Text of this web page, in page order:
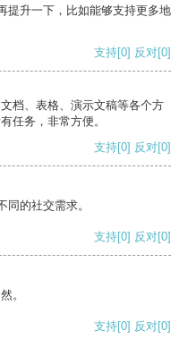
提升一下，比如能够支持更多地
支持[0] 反对[0]
档、表格、演示文稿等各个方
任务，非常方便。
支持[0] 反对[0]
的社交需求。
支持[0] 反对[0]
。
支持[0] 反对[0]